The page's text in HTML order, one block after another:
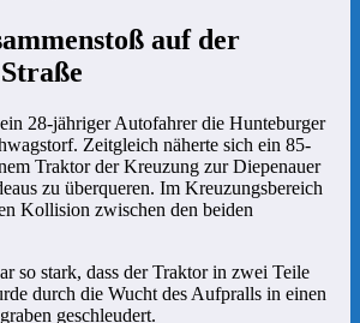
auf der
28-jähriger Autofahrer die Hunteburger
Zeitgleich näherte sich ein 85-
Traktor der Kreuzung zur Diepenauer
zu überqueren. Im Kreuzungsbereich
Kollision zwischen den beiden
so stark, dass der Traktor in zwei Teile
durch die Wucht des Aufpralls in einen
geschleudert.